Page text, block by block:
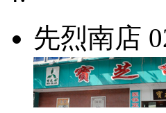
先烈南店